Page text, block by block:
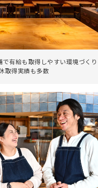
有給も取得しやすい環境づくり
取得実績も多数